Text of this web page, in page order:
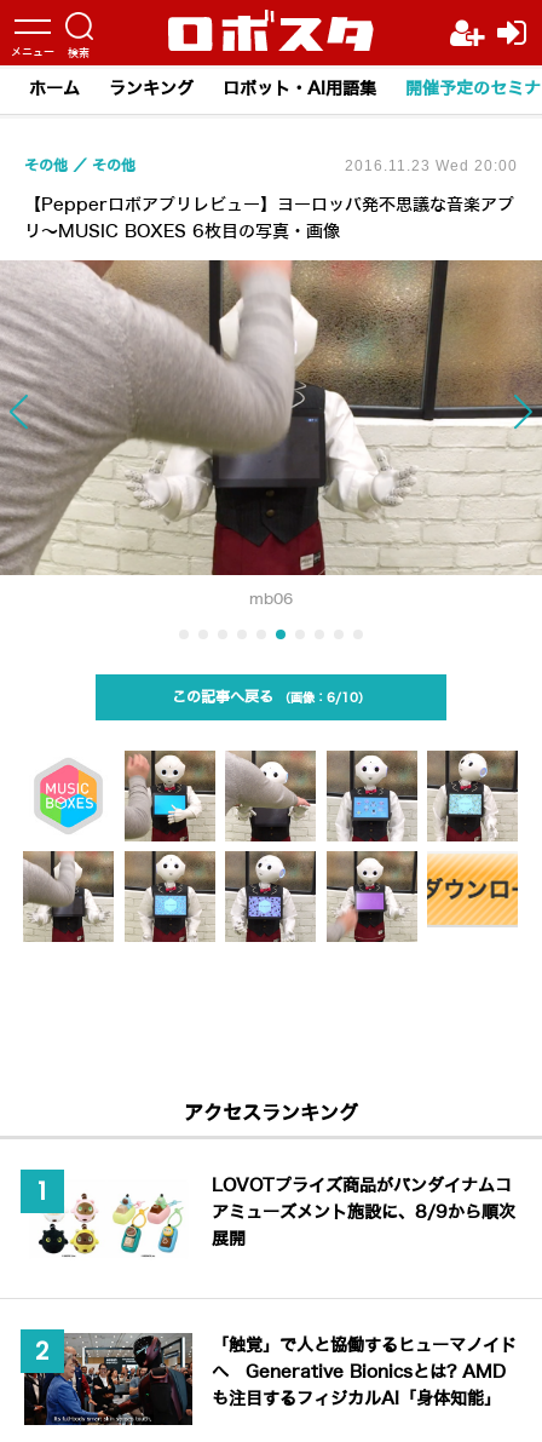
ホーム ランキング ロボット・AI用語集 開催予定のセミ
【Pepperロボアプリレビュー】ヨーロッパ発不思議な音楽アプ
リ～MUSIC BOXES 6枚目の写真・画像
その他 その他 2016.11.23 Wed 20:00
mb06
この記事へ戻る 6/10
アクセスランキング
LOVOTプライズ商品がバンダイナムコ
アミューズメント施設に、8/9から順次
展開
「触覚」で人と協働するヒューマノイド
へ Generative Bionicsとは? AMD
も注目するフィジカルAI「身体知能」